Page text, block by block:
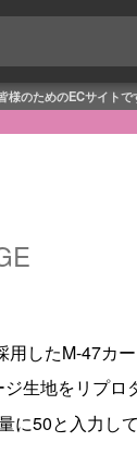
のためのECサイトで
用したM-47カ
生地をリプロ
に50と入力し